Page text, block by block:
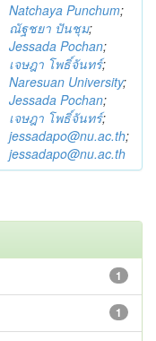
Natchaya Punchum;
ณัฐชยา ปันชุม;
Jessada Pochan;
เจษฎา โพธิ์จันทร์;
Naresuan University;
Jessada Pochan;
เจษฎา โพธิ์จันทร์;
jessadapo@nu.ac.th;
jessadapo@nu.ac.th
1
1